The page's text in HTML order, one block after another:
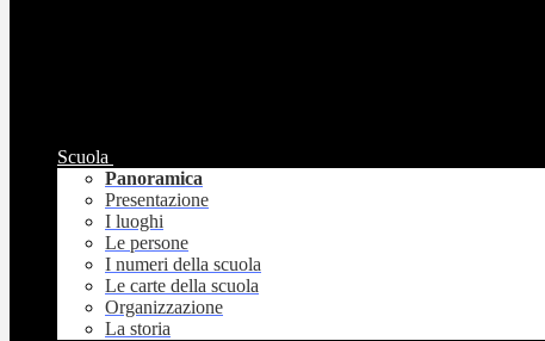
Scuola
Panoramica
Presentazione
I luoghi
Le persone
I numeri della scuola
Le carte della scuola
Organizzazione
La storia